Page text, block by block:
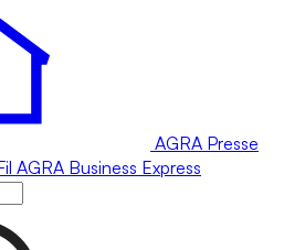
AGRA Presse
AGRA Business Express